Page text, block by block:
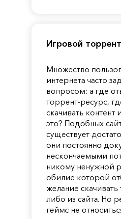
Игровой
Множество
интернета часто
вопросом: а где
торрент-ресурс,
скачивать контент
это? Подобных
существует
они постоянно
нескончаемыми
никому ненужной
обилие которой
желание скачивать
либо из сайта. Но
геймс не